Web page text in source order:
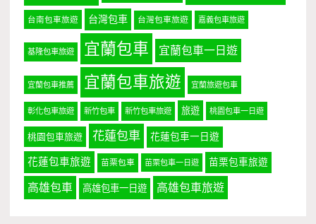
台南包車旅遊 台灣包車 台灣包車旅遊 嘉義包車旅遊
基隆包車旅遊 宜蘭包車 宜蘭包車一日遊
宜蘭包車推薦 宜蘭包車旅遊 宜蘭旅遊包車
彰化包車旅遊 新竹包車 新竹包車旅遊 旅遊 桃園包車一日遊
桃園包車旅遊 花蓮包車 花蓮包車一日遊
花蓮包車旅遊 苗栗包車 苗栗包車一日遊 苗栗包車旅遊
高雄包車 高雄包車一日遊 高雄包車旅遊